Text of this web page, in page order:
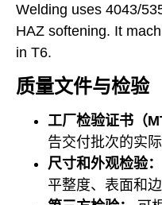
Welding uses 4043/
HAZ softening. It
in T6.
质量文件与检验
工厂检验证书（
告交付批次的实
尺寸和外观检验：
平整度、表面和